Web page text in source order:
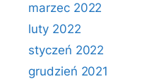
marzec 2022
luty 2022
styczeń 2022
grudzień 2021